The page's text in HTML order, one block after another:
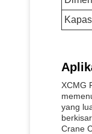
XCMG
yang
Crane